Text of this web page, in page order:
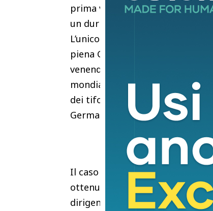
prima volta nella storia dei
un durissimo confronto politico
L’unico precedente vagamente
piena Guerra Fredda la
venendo sorprendentemente
mondiale. All’epoca, però, gli
dei tifosi ospiti: fu la Stasi a
Germania dell’Est di
Il caso dell’Iran nel 2026 è
ottenuto i visti statunitensi
dirigenti e membri dello staff